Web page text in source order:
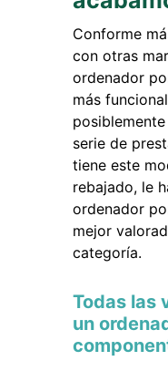
Conforme
con otras
ordenador
más
serie de
tiene este
rebajado, le
ordenador
mejor
categoría.
Todas las
un